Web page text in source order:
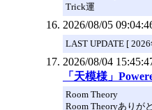
Trick運
2026/08/05
LAST UPDATE [
2026/08/04
「天模様」
Room Theory
Room Theoryありが